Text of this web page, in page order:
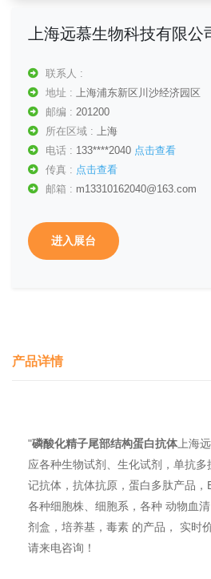
上海远慕生物科技有限公
联系人 :
地址 : 上海浦东新区川沙经济园区
邮编 : 201200
所在区域 : 上海
电话 : 133****2040 点击查看
传真 : 点击查看
邮箱 : m13310162040@163.com
进入展台
产品详情
"磷酸化精子尾部结构蛋白抗体 上海
应各种生物试剂、生化试剂，单抗
记抗体，抗体抗原，蛋白多肽产品，
各种细胞株、细胞系，各种 动物血
剂盒，培养基，毒素 的产品， 实时
请来电咨询！